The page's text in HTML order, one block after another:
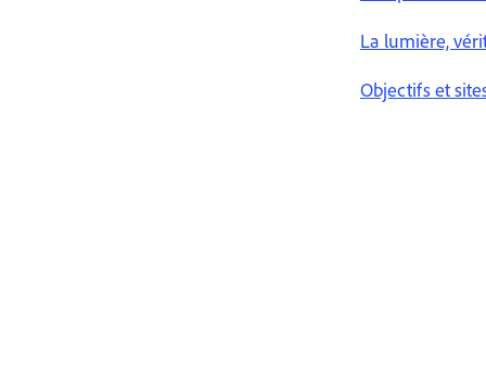
La lumière,
Objectifs et